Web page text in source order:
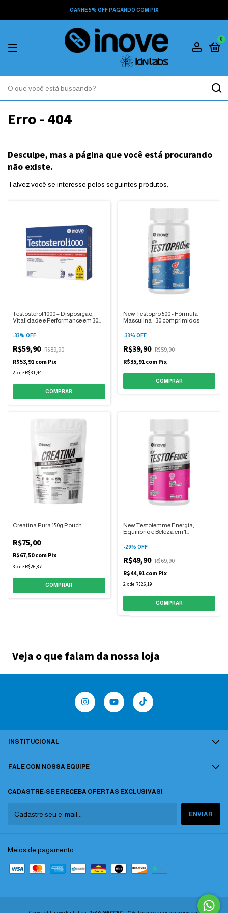
GANHE 5% OFF PAGANDO COM PIX
0
Erro - 404
Desculpe, mas a página que você está procurando
não existe.
Talvez você se interesse pelos seguintes produtos.
Testosterol 1000 – Disposição,
Vitalidade e Performance em 30
-33% OFF
R$59,90 R$89,90
R$53,91 com Pix
2xde R$31,44
New Testopro 500 - Fórmula
Masculina - 30 comprimidos
-33% OFF
R$39,90 R$59,90
R$35,91 com Pix
Creatina Pura 150g Pouch
R$75,00
R$67,50com Pix
3 xde R$26,87
New Testofemme Energia,
Equilibrio e Beleza em 1
-29% OFF
R$49,90 R$69,90
R$44,91 com Pix
2xde R$26,19
Veja o que falam da nossa loja
INSTITUCIONAL
FALE COM NOSSA EQUIPE
CADASTRE-SE E RECEBA OFERTAS EXCLUSIVAS!
Meios de pagamento